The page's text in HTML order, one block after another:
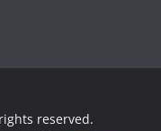
reserved.